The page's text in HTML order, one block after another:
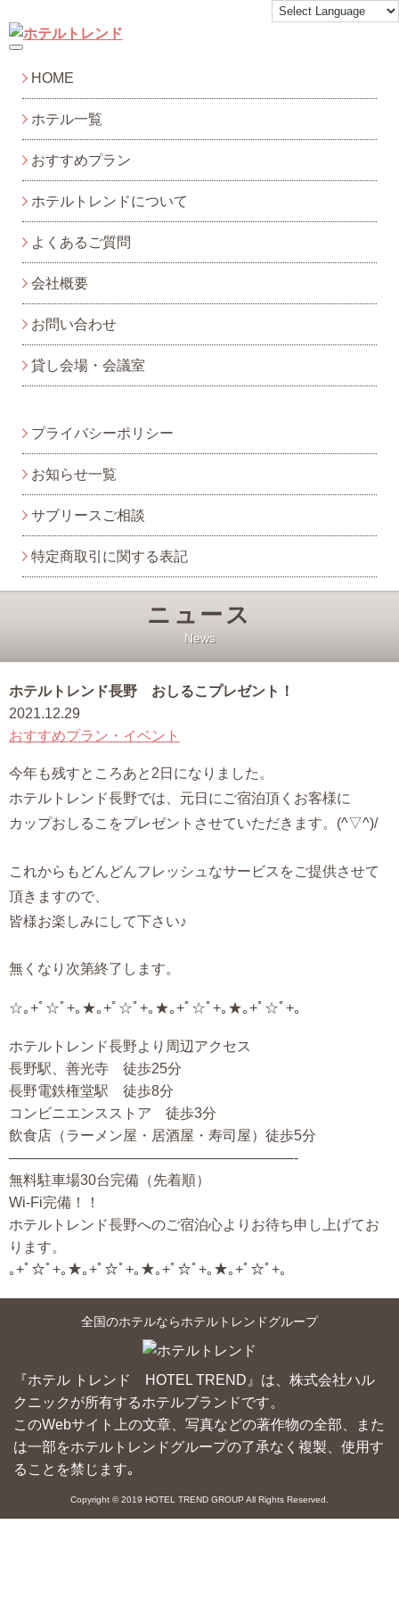
toggle navigation
HOME
ホテル一覧
おすすめプラン
ホテルトレンドについて
よくあるご質問
会社概要
お問い合わせ
貸し会場・会議室
プライバシーポリシー
お知らせ一覧
サブリースご相談
特定商取引に関する表記
ニュース
News
ホテルトレンド長野 おしるこプレゼント！
2021.12.29
おすすめプラン・イベント
今年も残すところあと2日になりました。
ホテルトレンド長野では、元日にご宿泊頂くお客様に
カップおしるこをプレゼントさせていただきます。(^▽^)/
これからもどんどんフレッシュなサービスをご提供させて
頂きますので、
皆様お楽しみにして下さい♪
無くなり次第終了します。
☆｡+ﾟ☆ﾟ+｡★｡+ﾟ☆ﾟ+｡★｡+ﾟ☆ﾟ+｡★｡+ﾟ☆ﾟ+｡
ホテルトレンド長野より周辺アクセス
長野駅、善光寺 徒歩25分
長野電鉄権堂駅 徒歩8分
コンビニエンスストア 徒歩3分
飲食店（ラーメン屋・居酒屋・寿司屋）徒歩5分
————————————————————-
無料駐車場30台完備（先着順）
Wi-Fi完備！！
ホテルトレンド長野へのご宿泊心よりお待ち申し上げてお
ります。
｡+ﾟ☆ﾟ+｡★｡+ﾟ☆ﾟ+｡★｡+ﾟ☆ﾟ+｡★｡+ﾟ☆ﾟ+｡
全国のホテルならホテルトレンドグループ
『ホテル トレンド HOTEL TREND』は、株式会社ハル
クニックが所有するホテルブランドです。
このWebサイト上の文章、写真などの著作物の全部、また
は一部をホテルトレンドグループの了承なく複製、使用す
ることを禁じます｡
Copyright © 2019 HOTEL TREND GROUP All Rights Reserved.